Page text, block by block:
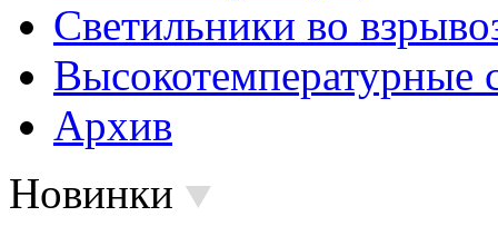
Светильники во
Высокотемпературные
Архив
Новинки